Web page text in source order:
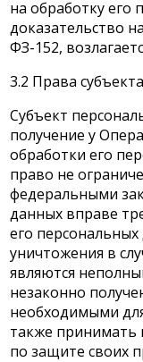
на обработку его
доказательство
ФЗ-152,
3.2 Права
Субъект
получение у
обработки его
право не
федеральными
данных вправе
его
уничтожения в
являются
незаконно
необходимыми
также принимать
по защите своих